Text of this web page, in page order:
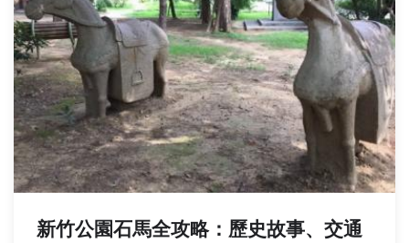
新竹公園石馬全攻略：歷史故事、交通